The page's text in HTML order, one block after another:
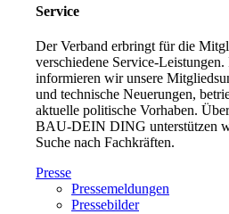
Service
Der Verband erbringt für die
verschiedene Service-
informieren wir unsere
und technische Neuerungen,
aktuelle politische Vorhaben.
BAU-DEIN DING unterstützen
Suche nach Fachkräften.
Presse
Pressemeldungen
Pressebilder